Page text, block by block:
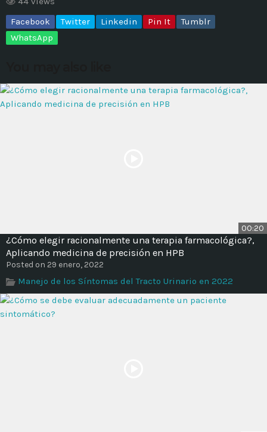
MOST UPVOTED
Validating Enterprise
Architectures In The Current
Time
Facebook
Twitter Linkedin Pin It
Tumblr
WhatsApp
00:20
¿Cómo elegir racionalmente una terapia farmacológica?,
Aplicando medicina de precisión en HPB
Posted on 29 enero, 2022
Manejo de los Síntomas del Tracto Urinario en 2022